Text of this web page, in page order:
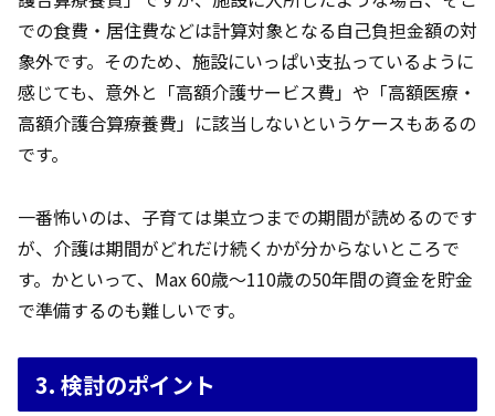
での食費・居住費などは計算対象となる自己負担金額の対
象外です。そのため、施設にいっぱい支払っているように
感じても、意外と「高額介護サービス費」や「高額医療・
高額介護合算療養費」に該当しないというケースもあるの
です。
一番怖いのは、子育ては巣立つまでの期間が読めるのです
が、介護は期間がどれだけ続くかが分からないところで
す。かといって、Max 60歳～110歳の50年間の資金を貯金
で準備するのも難しいです。
3. 検討のポイント